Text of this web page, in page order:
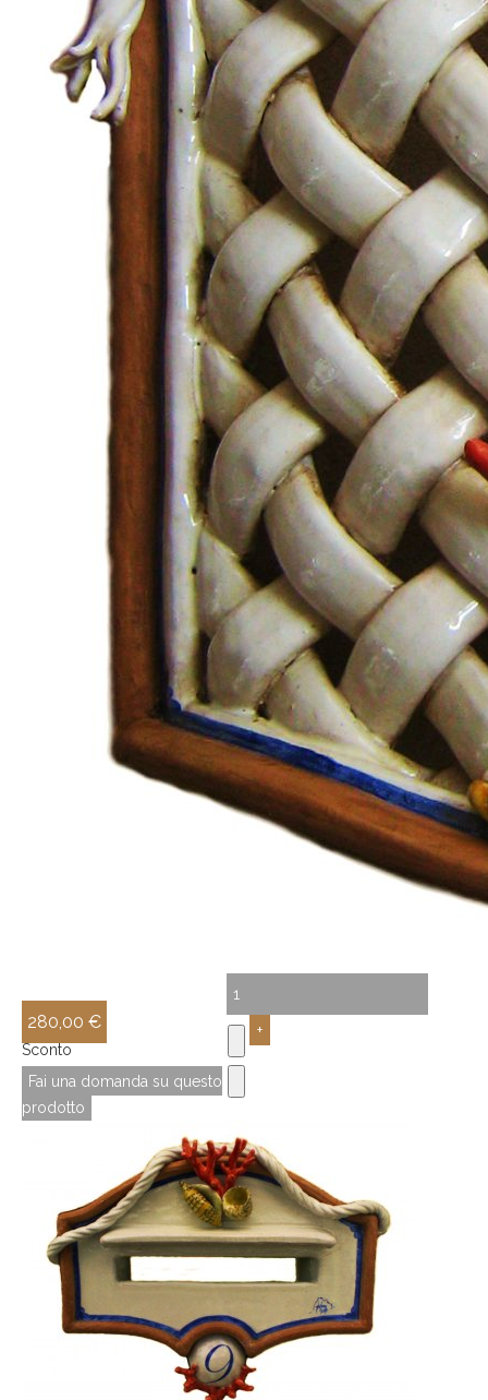
280,00 €
Sconto
Fai una domanda su questo
prodotto